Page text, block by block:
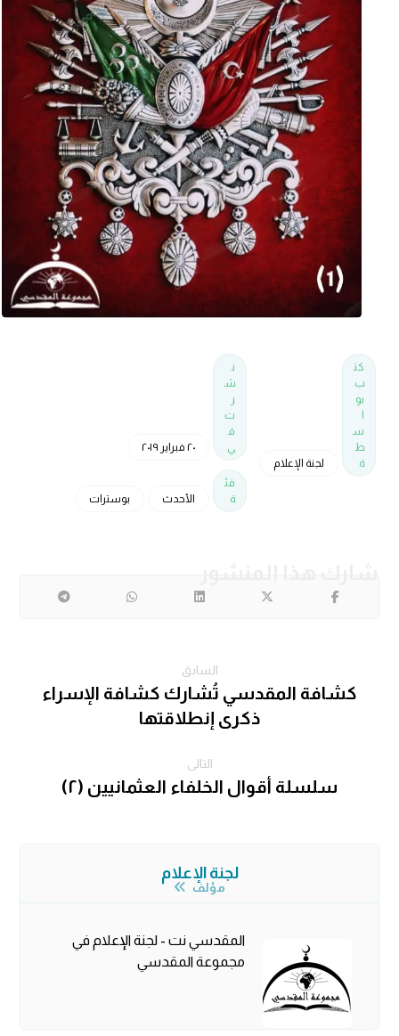
كت
ب
بو
س
ط
ة
لجنة الإعلام
ن
ش
ر
ت
ف
ي
٢٠ فبراير ٢٠١٩
فئ
ة
الأحدث بوسترات
السابق
كشافة المقدسي تُشارك كشافة الإسراء
ذكرى إنطلاقتها
التالى
سلسلة أقوال الخلفاء العثمانيين (٢)
لجنة الإعلام
مؤلف
المقدسي نت - لجنة الإعلام في
مجموعة المقدسي